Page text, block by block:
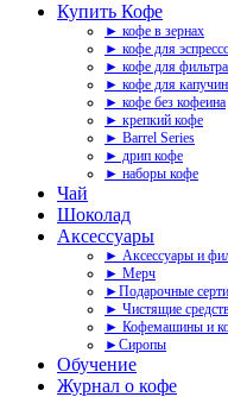
Купить Кофе
► кофе в зернах
► кофе для
► кофе для фильтра
► кофе для
► кофе без кофеина
► крепкий кофе
► Barrel Series
► дрип кофе
► наборы кофе
Чай
Шоколад
Аксессуары
► Аксессуары и
► Мерч
►Подарочные
► Чистящие
► Кофемашины и
►Сиропы
Обучение
Журнал о кофе